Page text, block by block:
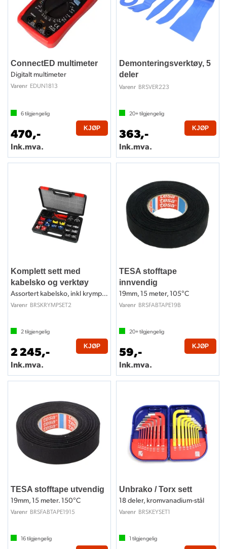
ConnectED multimeter
Digitalt multimeter
Varenr EDUN1813
6tilgjengelig
470,-
Ink.mva.
KJØP
Demonteringsverktøy, 5
deler
Varenr BRSVER223
20+tilgjengelig
363,-
Ink.mva.
KJØP
Komplett sett med
kabelsko og verktøy
Assortert kabelsko, inkl krympeverktøy
Varenr BRSKRYMPSET2
2tilgjengelig
2 245,-
Ink.mva.
KJØP
TESA stofftape
innvendig
19mm, 15 meter, 105°C
Varenr BRSFABTAPE19B
20+tilgjengelig
59,-
Ink.mva.
KJØP
TESA stofftape utvendig
19mm, 15 meter. 150°C
Varenr BRSFABTAPE1915
16tilgjengelig
Unbrako / Torx sett
18 deler, kromvanadium-stål
Varenr BRSKEYSET1
1 tilgjengelig